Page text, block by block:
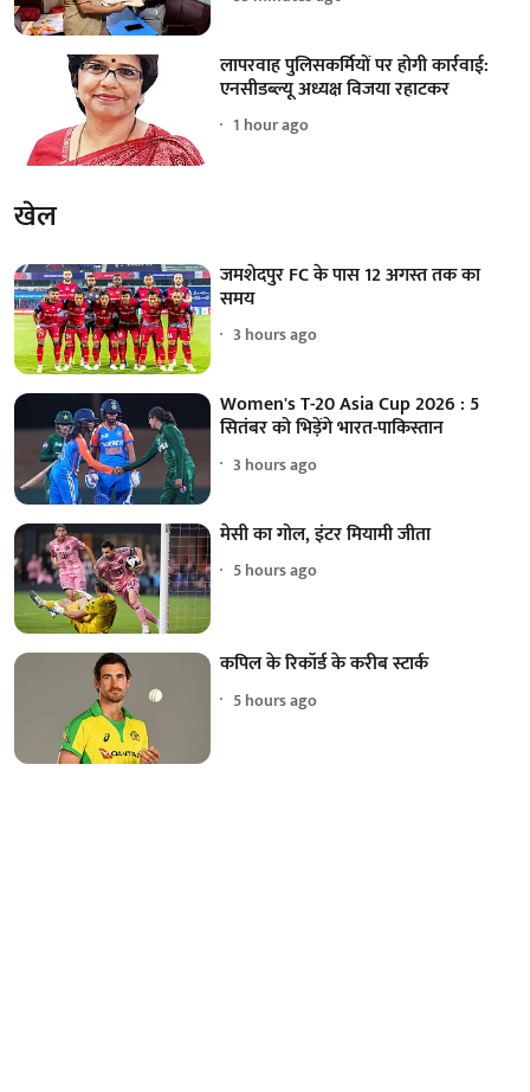
लापरवाह पुलिसकर्मियों पर होगी कार्रवाई:
एनसीडब्ल्यू अध्यक्ष विजया रहाटकर
1 hour ago
खेल
जमशेदपुर FC के पास 12 अगस्त तक का
समय
3 hours ago
Women's T-20 Asia Cup 2026 : 5
सितंबर को भिड़ेंगे भारत-पाकिस्तान
3 hours ago
मेसी का गोल, इंटर मियामी जीता
5 hours ago
कपिल के रिकॉर्ड के करीब स्टार्क
5 hours ago